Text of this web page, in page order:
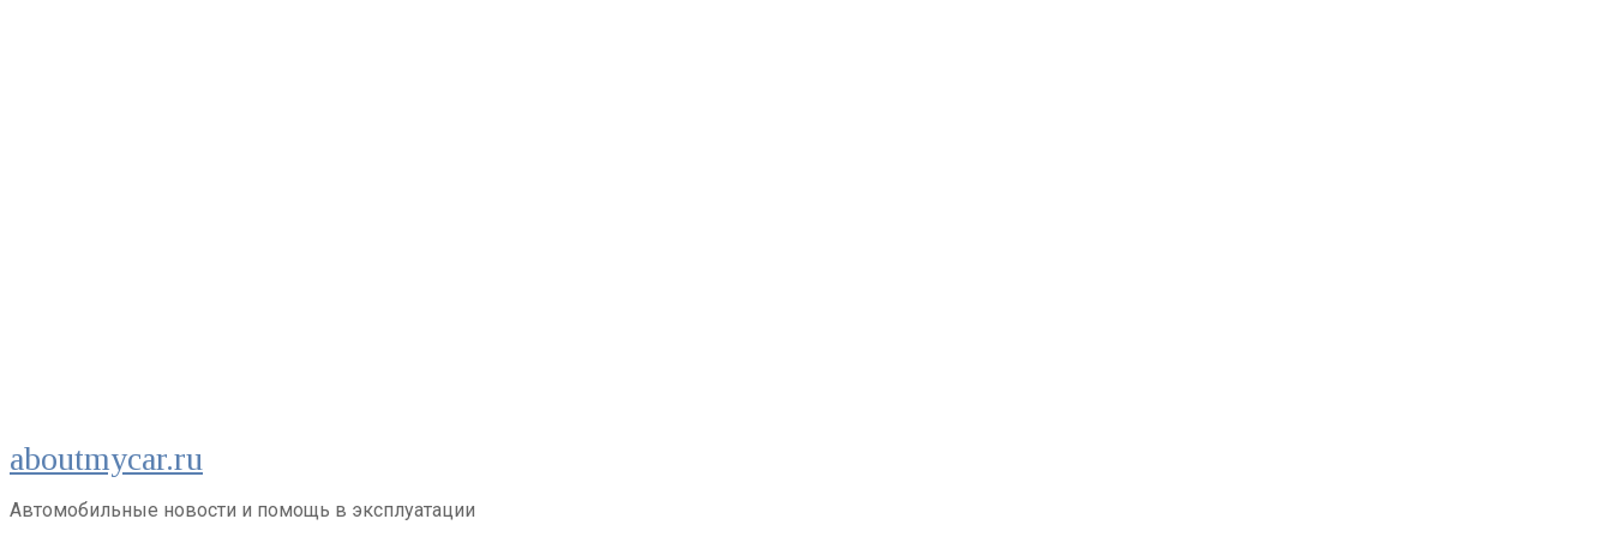
Перейти
к
контенту
aboutmycar.ru
Автомобильные новости и помощь в эксплуатации